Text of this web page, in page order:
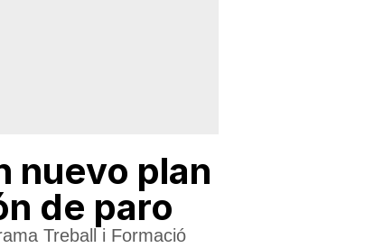
nuevo plan
de paro
Treball i Formació